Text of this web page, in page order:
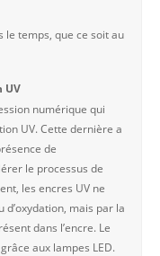
le temps, que ce soit au
UV
numérique qui
UV. Cette dernière a
de
le processus de
les encres UV ne
mais par la
dans l’encre. Le
aux lampes LED.